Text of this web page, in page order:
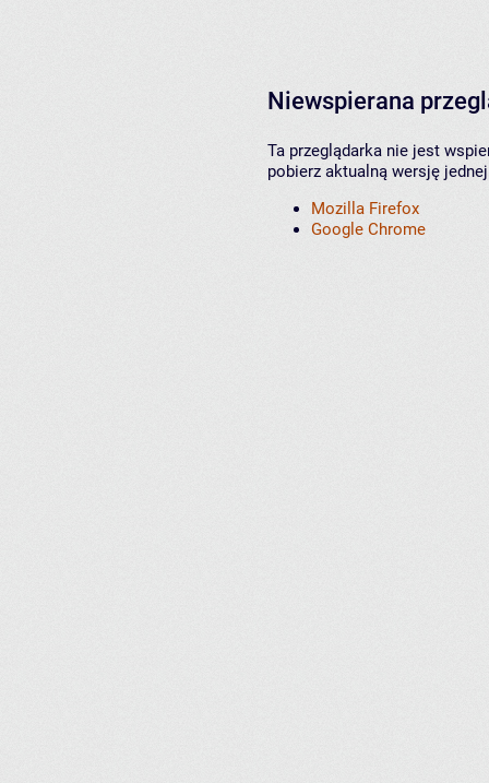
Niewspierana
Ta przeglądarka nie jest
pobierz aktualną wersję
Mozilla Firefox
Google Chrome